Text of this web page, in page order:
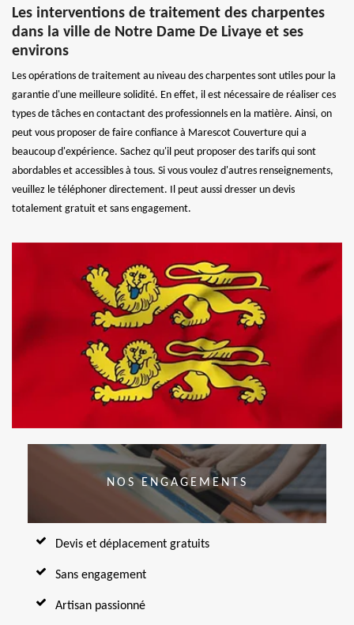
Les interventions de traitement des charpentes
dans la ville de Notre Dame De Livaye et ses
environs
Les opérations de traitement au niveau des charpentes sont utiles pour la
garantie d'une meilleure solidité. En effet, il est nécessaire de réaliser ces
types de tâches en contactant des professionnels en la matière. Ainsi, on
peut vous proposer de faire confiance à Marescot Couverture qui a
beaucoup d'expérience. Sachez qu'il peut proposer des tarifs qui sont
abordables et accessibles à tous. Si vous voulez d'autres renseignements,
veuillez le téléphoner directement. Il peut aussi dresser un devis
totalement gratuit et sans engagement.
NOS ENGAGEMENTS
Devis et déplacement gratuits
Sans engagement
Artisan passionné